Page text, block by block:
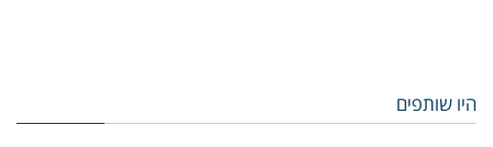
היו שותפים